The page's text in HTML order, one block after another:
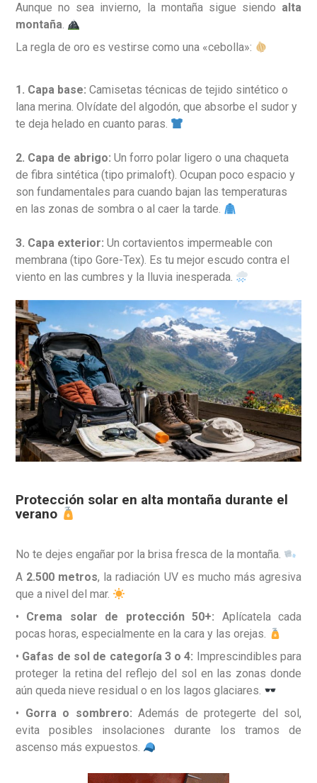
Aunque no sea invierno, la montaña sigue siendo alta
montaña.
La regla de oro es vestirse como una «cebolla»:
1. Capa base: Camisetas técnicas de tejido sintético o
lana merina. Olvídate del algodón, que absorbe el sudor y
te deja helado en cuanto paras.
2. Capa de abrigo: Un forro polar ligero o una chaqueta
de fibra sintética (tipo primaloft). Ocupan poco espacio y
son fundamentales para cuando bajan las temperaturas
en las zonas de sombra o al caer la tarde.
3. Capa exterior: Un cortavientos impermeable con
membrana (tipo Gore-Tex). Es tu mejor escudo contra el
viento en las cumbres y la lluvia inesperada.
Protección solar en alta montaña durante el
verano
No te dejes engañar por la brisa fresca de la montaña.
A 2.500 metros, la radiación UV es mucho más agresiva
que a nivel del mar.
• Crema solar de protección 50+: Aplícatela cada
pocas horas, especialmente en la cara y las orejas.
• Gafas de sol de categoría 3 o 4: Imprescindibles para
proteger la retina del reflejo del sol en las zonas donde
aún queda nieve residual o en los lagos glaciares.
• Gorra o sombrero: Además de protegerte del sol,
evita posibles insolaciones durante los tramos de
ascenso más expuestos.